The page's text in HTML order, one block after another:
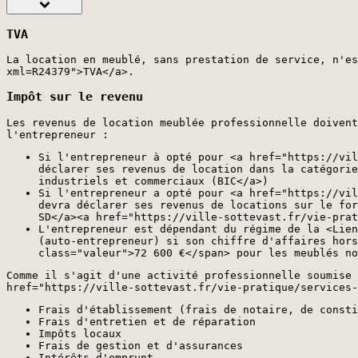
TVA
La location en meublé, sans prestation de service,
xml=R24379">TVA</a>.
Impôt sur le revenu
Les revenus de location meublée professionnelle
l'entrepreneur :
Si l'entrepreneur à opté pour <a href="https://
déclarer ses revenus de location dans la
industriels et commerciaux (BIC</a>)
Si l'entrepreneur a opté pour <a href="https://
devra déclarer ses revenus de locations sur le
SD</a><a href="https://ville-sottevast.fr/vie-
L'entrepreneur est dépendant du régime de la
(auto-entrepreneur) si son chiffre d'affaires hors
class="valeur">72 600 €</span> pour les meublés
Comme il s'agit d'une activité professionnelle
href="https://ville-sottevast.fr/vie-pratique/services-
Frais d'établissement (frais de notaire, de
Frais d'entretien et de réparation
Impôts locaux
Frais de gestion et d'assurances